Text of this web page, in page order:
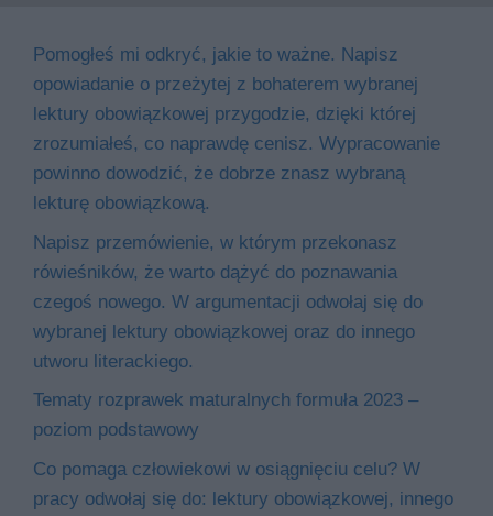
Pomogłeś mi odkryć, jakie to ważne. Napisz
opowiadanie o przeżytej z bohaterem wybranej
lektury obowiązkowej przygodzie, dzięki której
zrozumiałeś, co naprawdę cenisz. Wypracowanie
powinno dowodzić, że dobrze znasz wybraną
lekturę obowiązkową.
Napisz przemówienie, w którym przekonasz
rówieśników, że warto dążyć do poznawania
czegoś nowego. W argumentacji odwołaj się do
wybranej lektury obowiązkowej oraz do innego
utworu literackiego.
Tematy rozprawek maturalnych formuła 2023 –
poziom podstawowy
Co pomaga człowiekowi w osiągnięciu celu? W
pracy odwołaj się do: lektury obowiązkowej, innego